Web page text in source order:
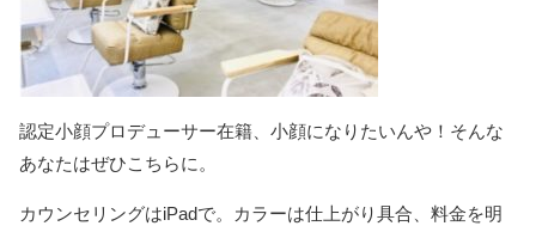
認定小顔プロデューサー在籍、小顔になりたいんや！そんな
あなたはぜひこちらに。
カウンセリングはiPadで。カラーは仕上がり具合、料金を明